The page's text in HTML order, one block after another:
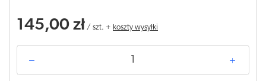
145,00 zł / szt. + koszty wysyłki